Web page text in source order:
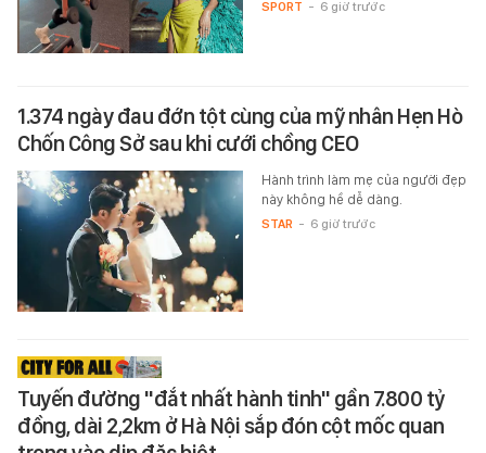
SPORT - 6 giờ trước
1.374 ngày đau đớn tột cùng của mỹ nhân Hẹn Hò
Chốn Công Sở sau khi cưới chồng CEO
Hành trình làm mẹ của người đẹp
này không hề dễ dàng.
STAR - 6 giờ trước
Tuyến đường "đắt nhất hành tinh" gần 7.800 tỷ
đồng, dài 2,2km ở Hà Nội sắp đón cột mốc quan